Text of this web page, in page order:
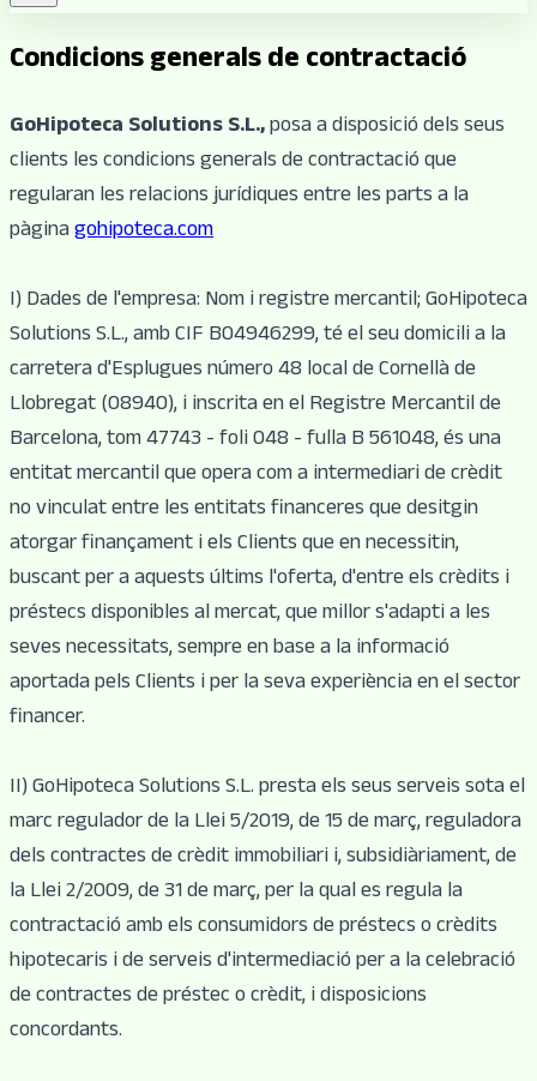
Condicions generals de contractació
GoHipoteca Solutions S.L.,posa a disposició dels seus
clients les condicions generals de contractació que
regularan les relacions jurídiques entre les parts a la
pàginagohipoteca.com
I) Dades de l'empresa: Nom i registre mercantil; GoHipoteca
Solutions S.L., amb CIF B04946299, té el seu domicili a la
carretera d'Esplugues número 48 local de Cornellà de
Llobregat (08940), i inscrita en el Registre Mercantil de
Barcelona, tom 47743 - foli 048 - fulla B 561048, és una
entitat mercantil que opera com a intermediari de crèdit
no vinculat entre les entitats financeres que desitgin
atorgar finançament i els Clients que en necessitin,
buscant per a aquests últims l'oferta, d'entre els crèdits i
préstecs disponibles al mercat, que millor s'adapti a les
seves necessitats, sempre en base a la informació
aportada pels Clients i per la seva experiència en el sector
financer.
II) GoHipoteca Solutions S.L. presta els seus serveis sota el
marc regulador de la Llei 5/2019, de 15 de març, reguladora
dels contractes de crèdit immobiliari i, subsidiàriament, de
la Llei 2/2009, de 31 de març, per la qual es regula la
contractació amb els consumidors de préstecs o crèdits
hipotecaris i de serveis d'intermediació per a la celebració
de contractes de préstec o crèdit, i disposicions
concordants.